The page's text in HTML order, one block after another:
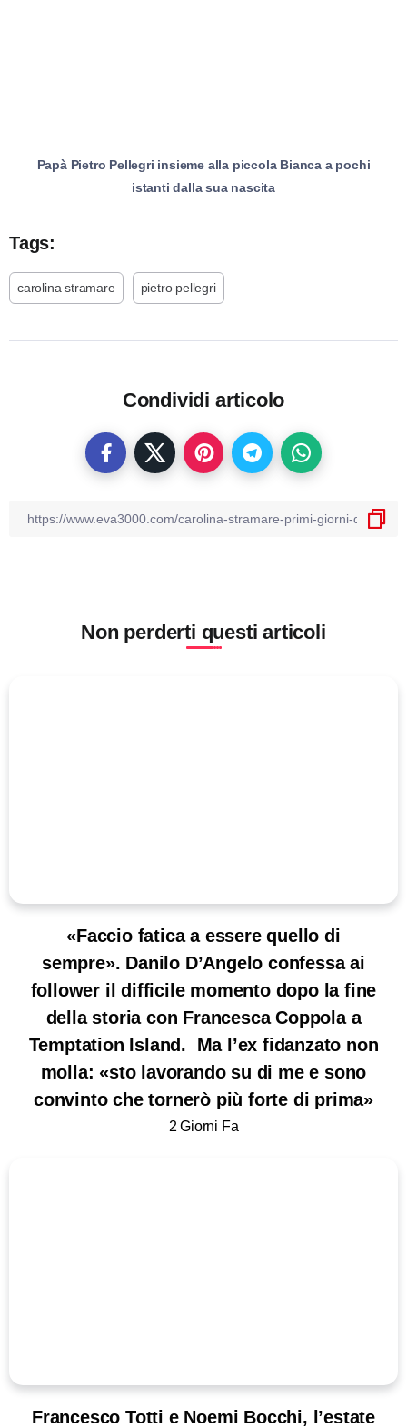
Papà Pietro Pellegri insieme alla piccola Bianca a pochi
istanti dalla sua nascita
Tags:
carolina stramare pietro pellegri
Condividi articolo
Non perderti questi articoli
«Faccio fatica a essere quello di
sempre». Danilo D’Angelo confessa ai
follower il difficile momento dopo la fine
della storia con Francesca Coppola a
Temptation Island. Ma l’ex fidanzato non
molla: «sto lavorando su di me e sono
convinto che tornerò più forte di prima»
2 Giorni Fa
Francesco Totti e Noemi Bocchi, l’estate